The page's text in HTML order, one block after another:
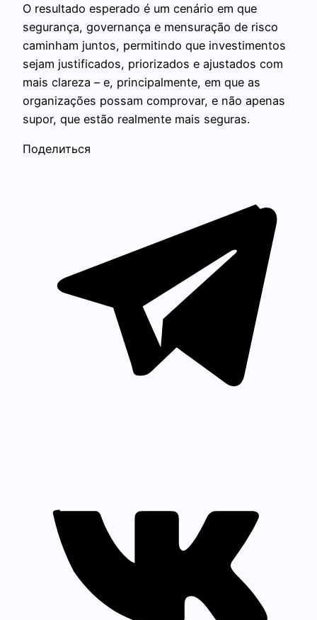
O resultado esperado é um cenário em que
segurança, governança e mensuração de risco
caminham juntos, permitindo que investimentos
sejam justificados, priorizados e ajustados com
mais clareza – e, principalmente, em que as
organizações possam comprovar, e não apenas
supor, que estão realmente mais seguras.
Поделиться